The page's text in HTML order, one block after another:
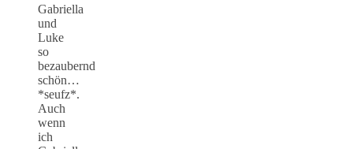
Gabriella
und
Luke
so
bezaubernd
schön…
*seufz*.
Auch
wenn
ich